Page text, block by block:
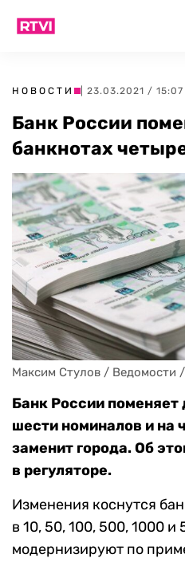
НОВОСТИ | 23.03.2021 / 15:07
Банк России
банкнотах
Максим Стулов / Ведомости
Банк России поменяет
шести номиналов и на
заменит города. Об
в регуляторе.
Изменения коснутся
в 10, 50, 100, 500, 1000
модернизируют по